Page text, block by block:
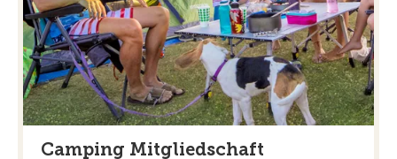
Camping Mitgliedschaft